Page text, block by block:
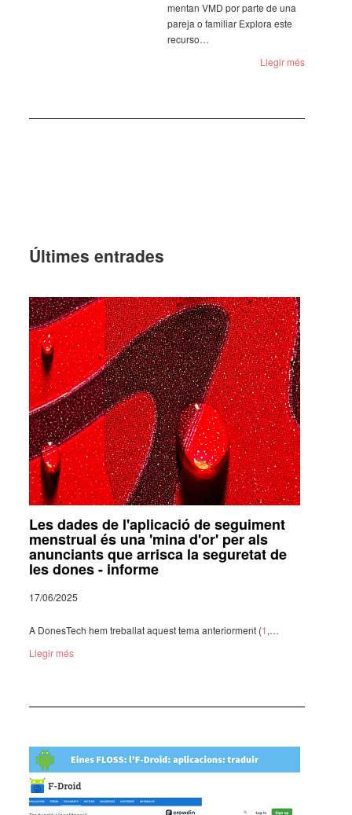
men­tan VMD por parte de una
pareja o fami­liar Explora este
recurso…
Llegir més
Últi­mes entra­des
Les dades de l'aplicació de seguiment
menstrual és una 'mina d'or' per als
anunciants que arrisca la seguretat de
les dones - informe
17/06/2025
A Dones­Tech hem treba­llat aquest tema ante­ri­or­ment (1,…
Llegir més